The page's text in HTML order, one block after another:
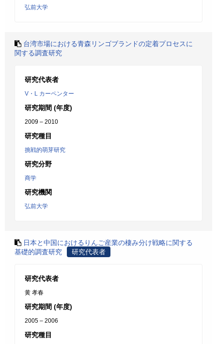
弘前大学
台湾市場における青森リンゴブランドの定着プロセスに
関する調査研究
研究代表者
V・L カーペンター
研究期間 (年度)
2009 – 2010
研究種目
挑戦的萌芽研究
研究分野
商学
研究機関
弘前大学
日本と中国におけるりんご産業の棲み分け戦略に関する
基礎的調査研究
研究代表者
研究代表者
黄 孝春
研究期間 (年度)
2005 – 2006
研究種目